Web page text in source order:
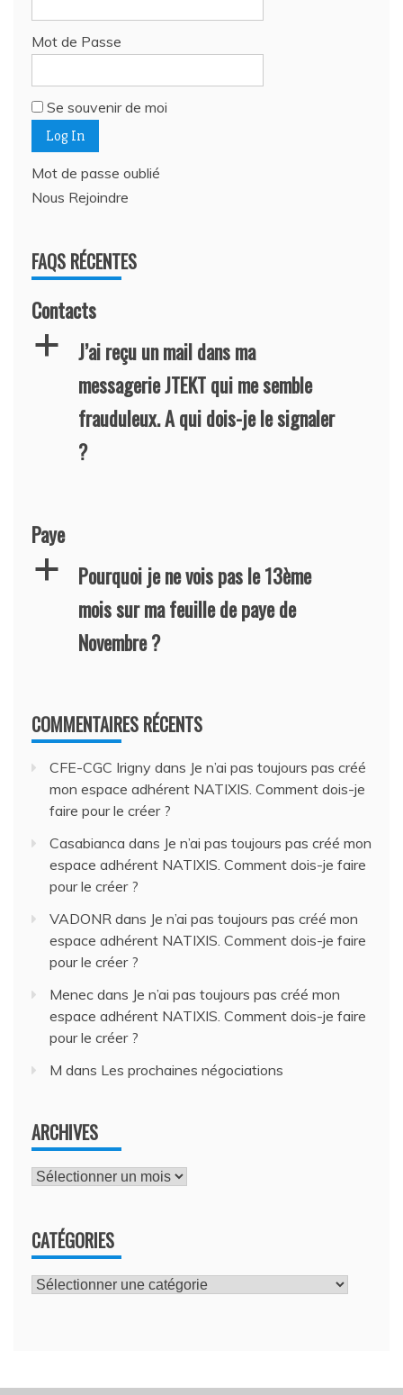
Mot de Passe
Se souvenir de moi
Mot de passe oublié
Nous Rejoindre
FAQS RÉCENTES
Contacts
a
J’ai reçu un mail dans ma
messagerie JTEKT qui me semble
frauduleux. A qui dois-je le signaler
?
Paye
a
Pourquoi je ne vois pas le 13ème
mois sur ma feuille de paye de
Novembre ?
COMMENTAIRES RÉCENTS
CFE-CGC Irigny dans Je n’ai pas toujours pas créé
mon espace adhérent NATIXIS. Comment dois-je
faire pour le créer ?
Casabianca dans Je n’ai pas toujours pas créé mon
espace adhérent NATIXIS. Comment dois-je faire
pour le créer ?
VADONR dans Je n’ai pas toujours pas créé mon
espace adhérent NATIXIS. Comment dois-je faire
pour le créer ?
Menec dans Je n’ai pas toujours pas créé mon
espace adhérent NATIXIS. Comment dois-je faire
pour le créer ?
M dans Les prochaines négociations
ARCHIVES
Archives
CATÉGORIES
Catégories